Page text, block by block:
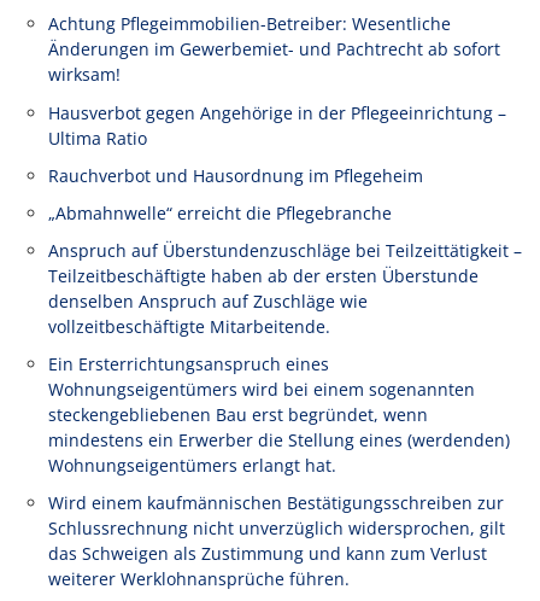
Achtung Pflegeimmobilien-Betreiber: Wesentliche
Änderungen im Gewerbemiet- und Pachtrecht ab sofort
wirksam!
Hausverbot gegen Angehörige in der Pflegeeinrichtung –
Ultima Ratio
Rauchverbot und Hausordnung im Pflegeheim
„Abmahnwelle“ erreicht die Pflegebranche
Anspruch auf Überstundenzuschläge bei Teilzeittätigkeit –
Teilzeitbeschäftigte haben ab der ersten Überstunde
denselben Anspruch auf Zuschläge wie
vollzeitbeschäftigte Mitarbeitende.
Ein Ersterrichtungsanspruch eines
Wohnungseigentümers wird bei einem sogenannten
steckengebliebenen Bau erst begründet, wenn
mindestens ein Erwerber die Stellung eines (werdenden)
Wohnungseigentümers erlangt hat.
Wird einem kaufmännischen Bestätigungsschreiben zur
Schlussrechnung nicht unverzüglich widersprochen, gilt
das Schweigen als Zustimmung und kann zum Verlust
weiterer Werklohnansprüche führen.